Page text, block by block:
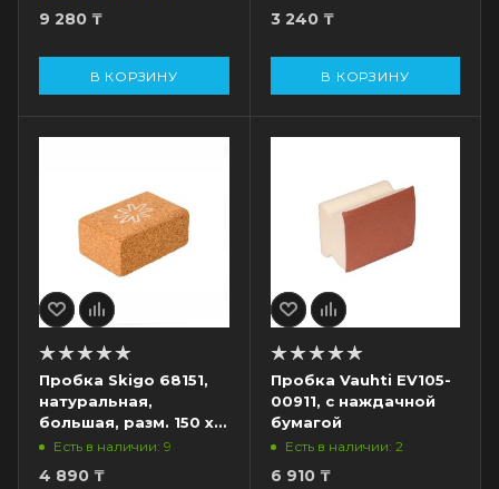
9 280 ₸
В КОРЗИНУ
3 240₸
В КОРЗИНУ
Пробка Skigo 68151,
натуральная,
большая, разм. 150 x
100 x 50 мм,
Есть в наличии: 9
4 890 ₸
Пробка Vauhti EV105-
00911, с наждачной
бумагой
Есть в наличии: 2
6 910₸